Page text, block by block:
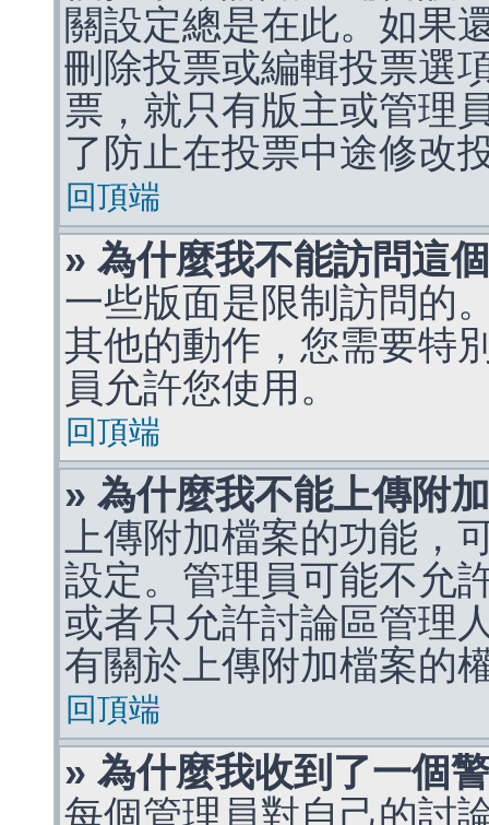
關設定總是在此。如果
刪除投票或編輯投票選
票，就只有版主或管理
了防止在投票中途修改
回頂端
» 為什麼我不能訪問這
一些版面是限制訪問的
其他的動作，您需要特
員允許您使用。
回頂端
» 為什麼我不能上傳附
上傳附加檔案的功能，
設定。管理員可能不允
或者只允許討論區管理
有關於上傳附加檔案的
回頂端
» 為什麼我收到了一個
每個管理員對自己的討